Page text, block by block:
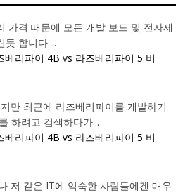
가격 때문에 모든 개발 보드 및 전자제
듯 합니다....
리파이 4B vs 라즈베리파이 5 비
만 최근에 라즈베리파이를 개발하기
하려고 검색하다가...
리파이 4B vs 라즈베리파이 5 비
저 같은 IT에 익숙한 사람들에겐 매우